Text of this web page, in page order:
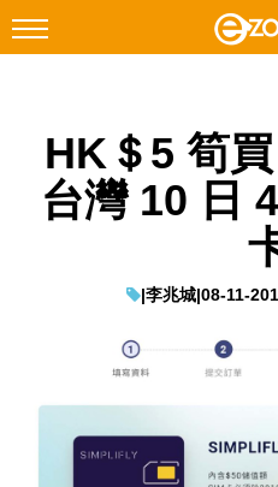
Facebook Instagram
科技焦點
生成式AI與雲端應用
HK＄5 筍
台灣 10 日
|李兆城|08-11-